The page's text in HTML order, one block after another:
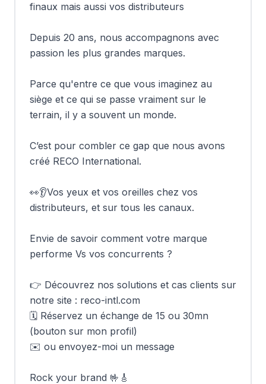
finaux mais aussi vos distributeurs
Depuis 20 ans, nous accompagnons avec
passion les plus grandes marques.
Parce qu'entre ce que vous imaginez au
siège et ce qui se passe vraiment sur le
terrain, il y a souvent un monde.
C’est pour combler ce gap que nous avons
créé RECO International.
👀👂Vos yeux et vos oreilles chez vos
distributeurs, et sur tous les canaux.
Envie de savoir comment votre marque
performe Vs vos concurrents ?
👉 Découvrez nos solutions et cas clients sur
notre site : reco-intl.com
🗓️ Réservez un échange de 15 ou 30mn
(bouton sur mon profil)
✉️ ou envoyez-moi un message
Rock your brand 🤟🎸